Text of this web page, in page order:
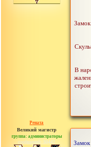
В
Рената
Великий магистр
группа: администраторы
сообщений: 30442 Замок